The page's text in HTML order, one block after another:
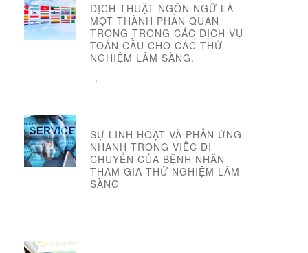
DỊCH THUẬT NGÔN NGỮ LÀ
MỘT THÀNH PHẦN QUAN
TRỌNG TRONG CÁC DỊCH VỤ
TOÀN CẦU CHO CÁC THỬ
NGHIỆM LÂM SÀNG.
,
SỰ LINH HOẠT VÀ PHẢN ỨNG
NHANH TRONG VIỆC DI
CHUYỂN CỦA BỆNH NHÂN
THAM GIA THỬ NGHIỆM LÂM
SÀNG